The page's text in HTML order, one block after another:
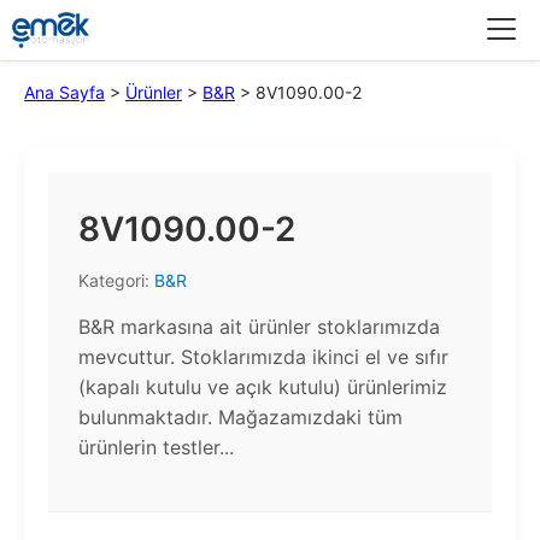
Ana Sayfa > Ürünler > B&R > 8V1090.00-2
8V1090.00-2
Kategori: B&R
B&R markasına ait ürünler stoklarımızda
mevcuttur. Stoklarımızda ikinci el ve sıfır
(kapalı kutulu ve açık kutulu) ürünlerimiz
bulunmaktadır.​ Mağazamızdaki tüm
ürünlerin testler...